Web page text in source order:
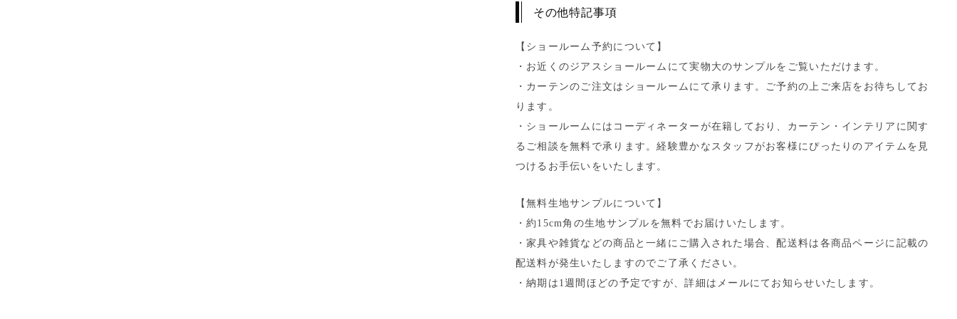
その他特記事項
【ショールーム予約について】
・お近くのジアスショールームにて実物大のサンプルをご覧いただけます。
・カーテンのご注文はショールームにて承ります。ご予約の上ご来店をお待ちしてお
ります。
・ショールームにはコーディネーターが在籍しており、カーテン・インテリアに関す
るご相談を無料で承ります。経験豊かなスタッフがお客様にぴったりのアイテムを見
つけるお手伝いをいたします。
【無料生地サンプルについて】
・約15cm角の生地サンプルを無料でお届けいたします。
・家具や雑貨などの商品と一緒にご購入された場合、配送料は各商品ページに記載の
配送料が発生いたしますのでご了承ください。
・納期は1週間ほどの予定ですが、詳細はメールにてお知らせいたします。